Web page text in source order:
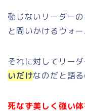
動じないリーダー
と問いかけるウォー
それに対してリー
いだけなのだと語る
死なず美しく強い